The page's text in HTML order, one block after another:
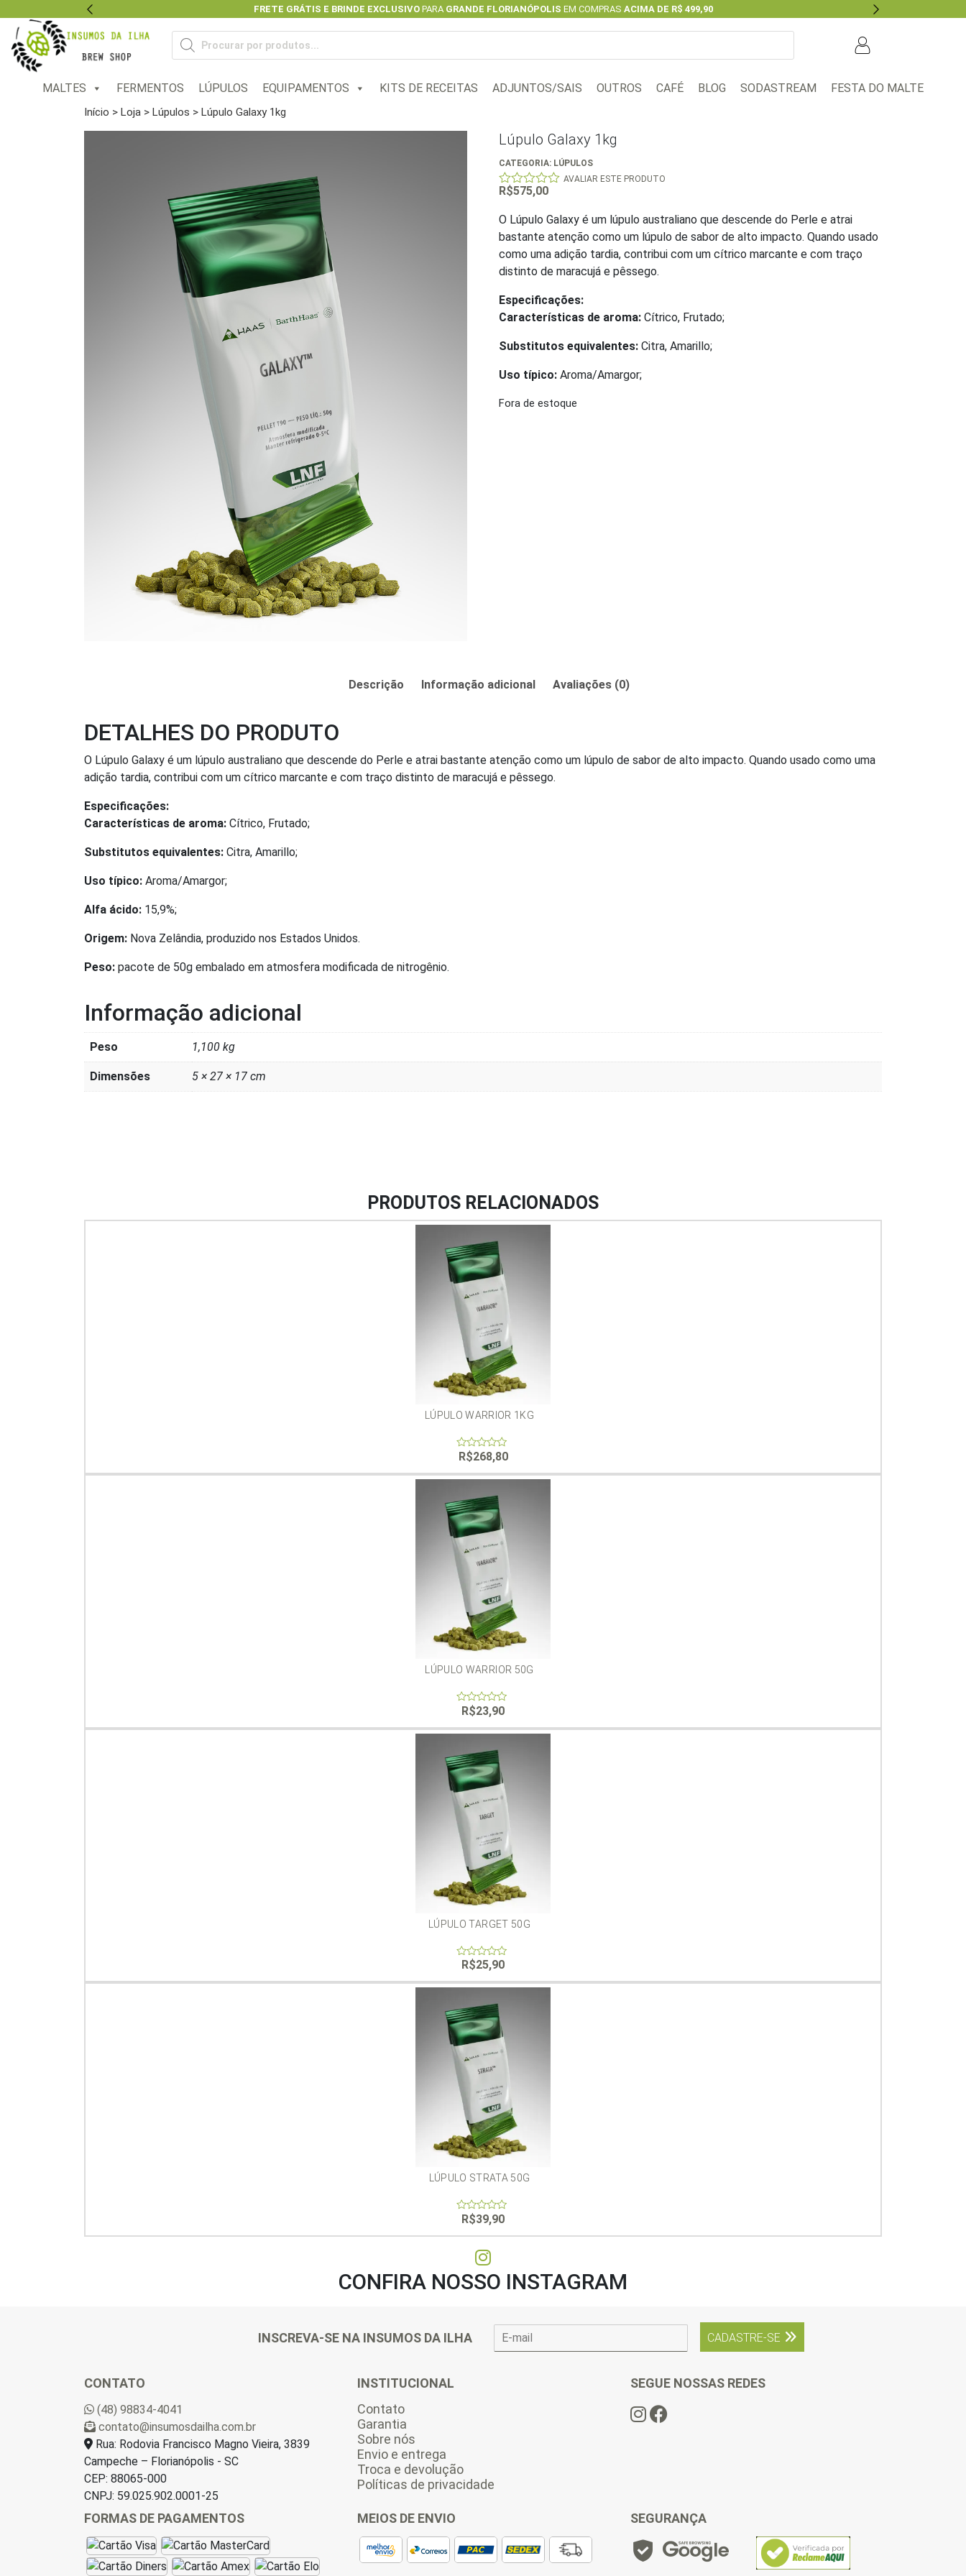
FRETE GRÁTIS E BRINDE EXCLUSIVOPARA GRANDE FLORIANÓPOLIS EM COMPRAS ACIMA DE R$ 499,90
Previous
Next
Pesquisar
produtos
MALTES FERMENTOS LÚPULOS EQUIPAMENTOS KITS DE RECEITAS ADJUNTOS/SAIS OUTROS CAFÉ BLOG SODASTREAM FESTA DO MALTE
Início > Loja > Lúpulos > Lúpulo Galaxy 1kg
Lúpulo Galaxy 1kg
CATEGORIA: LÚPULOS
0
of
5
AVALIAR ESTE PRODUTO
R$575,00
O Lúpulo Galaxy é um lúpulo australiano que descende do Perle e atrai
bastante atenção como um lúpulo de sabor de alto impacto. Quando usado
como uma adição tardia, contribui com um cítrico marcante e com traço
distinto de maracujá e pêssego.
Especificações:
Características de aroma: Cítrico, Frutado;
Substitutos equivalentes: Citra, Amarillo;
Uso típico: Aroma/Amargor;
Fora de estoque
Descrição Informação adicional Avaliações (0)
DETALHES DO PRODUTO
O Lúpulo Galaxy é um lúpulo australiano que descende do Perle e atrai bastante atenção como um lúpulo de sabor de alto impacto. Quando usado como uma
adição tardia, contribui com um cítrico marcante e com traço distinto de maracujá e pêssego.
Especificações:
Características de aroma: Cítrico, Frutado;
Substitutos equivalentes: Citra, Amarillo;
Uso típico: Aroma/Amargor;
Alfa ácido: 15,9%;
Origem: Nova Zelândia, produzido nos Estados Unidos.
Peso: pacote de 50g embalado em atmosfera modificada de nitrogênio.
Informação adicional
Peso 1,100 kg
Dimensões 5 × 27 × 17 cm
PRODUTOS RELACIONADOS
LÚPULO WARRIOR 1KG
0
out
of
R$268,80
LÚPULO WARRIOR 50G
out
of
R$23,90
LÚPULO TARGET 50G
of
R$25,90
LÚPULO STRATA 50G
of
R$39,90
CONFIRA NOSSO INSTAGRAM
INSCREVA-SE NA INSUMOS DA ILHA CADASTRE-SE
CONTATO
(48) 98834-4041
contato@insumosdailha.com.br
Rua: Rodovia Francisco Magno Vieira, 3839
Campeche – Florianópolis - SC
CEP: 88065-000
CNPJ: 59.025.902.0001-25
INSTITUCIONAL
Contato
Garantia
Sobre nós
Envio e entrega
Troca e devolução
Políticas de privacidade
SEGUE NOSSAS REDES
FORMAS DE PAGAMENTOS MEIOS DE ENVIO SEGURANÇA